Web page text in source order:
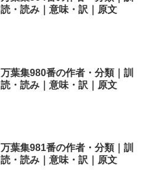
読・読み｜意味・訳｜原文
万葉集980番の作者・分類｜訓
読・読み｜意味・訳｜原文
万葉集981番の作者・分類｜訓
読・読み｜意味・訳｜原文